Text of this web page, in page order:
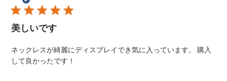
美しいです
ネックレスが綺麗にディスプレイでき気に入っています。 購入
して良かったです！